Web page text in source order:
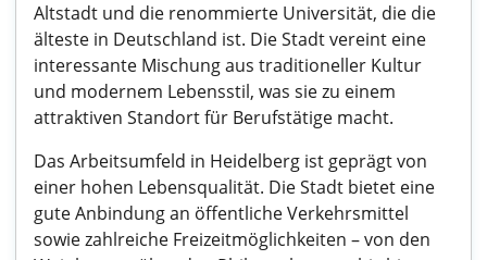
Altstadt und die renommierte Universität, die die
älteste in Deutschland ist. Die Stadt vereint eine
interessante Mischung aus traditioneller Kultur
und modernem Lebensstil, was sie zu einem
attraktiven Standort für Berufstätige macht.
Das Arbeitsumfeld in Heidelberg ist geprägt von
einer hohen Lebensqualität. Die Stadt bietet eine
gute Anbindung an öffentliche Verkehrsmittel
sowie zahlreiche Freizeitmöglichkeiten – von den